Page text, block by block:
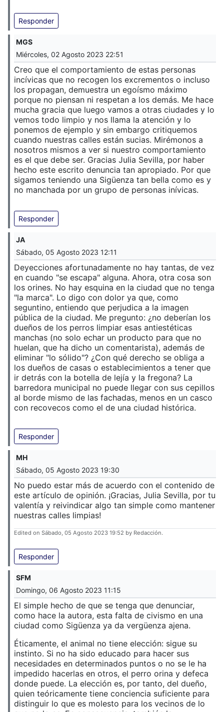
Responder
MGS
Miércoles, 02 Agosto 2023 22:51
Creo que el comportamiento de estas personas
incívicas que no recogen los excrementos o incluso
los propagan, demuestra un egoísmo máximo
porque no piensan ni respetan a los demás. Me hace
mucha gracia que luego vamos a otras ciudades y lo
vemos todo limpio y nos llama la atención y lo
ponemos de ejemplo y sin embargo critiquemos
cuando nuestras calles están sucias. Mirémonos a
nosotros mismos a ver si nuestro comportamiento
es el que debe ser. Gracias Julia Sevilla, por haber
hecho este escrito denuncia tan apropiado. Por que
sigamos teniendo una Sigüenza tan bella como es y
no manchada por un grupo de personas inívicas.
Responder
JA
Sábado, 05 Agosto 2023 12:11
Deyecciones afortunadamente no hay tantas, de vez
en cuando "se escapa" alguna. Ahora, otra cosa son
los orines. No hay esquina en la ciudad que no tenga
"la marca". Lo digo con dolor ya que, como
seguntino, entiendo que perjudica a la imagen
pública de la ciudad. Me pregunto: ¿no deberían los
dueños de los perros limpiar esas antiestéticas
manchas (no solo echar un producto para que no
huelan, que ha dicho un comentarista), además de
eliminar "lo sólido"? ¿Con qué derecho se obliga a
los dueños de casas o establecimientos a tener que
ir detrás con la botella de lejía y la fregona? La
barredora municipal no puede llegar con sus cepillos
al borde mismo de las fachadas, menos en un casco
con recovecos como el de una ciudad histórica.
Responder
MH
Sábado, 05 Agosto 2023 19:30
No puedo estar más de acuerdo con el contenido de
este artículo de opinión. ¡Gracias, Julia Sevilla, por tu
valentía y reivindicar algo tan simple como mantener
nuestras calles limpias!
Edited on Sábado, 05 Agosto 2023 19:52 by Redacción.
Responder
SFM
Domingo, 06 Agosto 2023 11:15
El simple hecho de que se tenga que denunciar,
como hace la autora, esta falta de civismo en una
ciudad como Sigüenza ya da vergüenza ajena.
Éticamente, el animal no tiene elección: sigue su
instinto. Si no ha sido educado para hacer sus
necesidades en determinados puntos o no se le ha
impedido hacerlas en otros, el perro orina y defeca
donde puede. La elección es, por tanto, del dueño,
quien teóricamente tiene conciencia suficiente para
distinguir lo que es molesto para los vecinos de lo